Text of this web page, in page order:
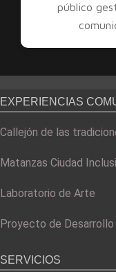
público
EXPERIENCIAS
Callejón de las
Matanzas Ciudad
Laboratorio de Arte
Proyecto de
SERVICIOS